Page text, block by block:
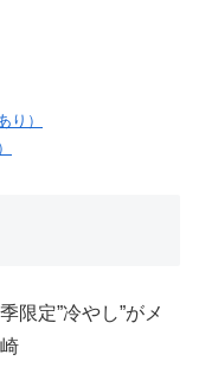
り）
限定”冷やし”がメ